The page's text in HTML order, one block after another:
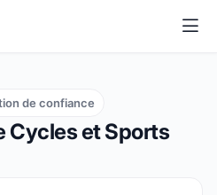
Cycles et Sports
de confiance